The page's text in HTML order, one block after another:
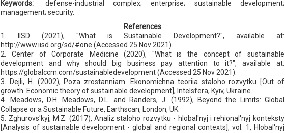
Keywords:
defense-industrial complex; enterprise; sustainable development;
management; security.
References
1. IISD (2021), "What is Sustainable Development?", available at:
http://www.iisd.org/sd/#one (Accessed 25 Nov 2021).
2. Center of Corporate Medicine (2020), "What is the concept of sustainable
development and why should big business pay attention to it?", available at:
https://globalccm.com/sustainabledevelopment (Accessed 25 Nov 2021).
3. Dejli, H. (2002), Poza zrostanniam. Ekonomichna teoriia staloho rozvytku [Out of
growth. Economic theory of sustainable development], Intelsfera, Kyiv, Ukraine.
4. Meadows, D.H. Meadows, D.L. and Randers, J. (1992), Beyond the Limits: Global
Collapse or a Sustainable Future, Earthscan, London, UK.
5. Zghurovs'kyj, M.Z. (2017), Analiz staloho rozvytku - hlobal'nyj i rehional'nyj konteksty
[Analysis of sustainable development - global and regional contexts], vol. 1, Hlobal'nyj